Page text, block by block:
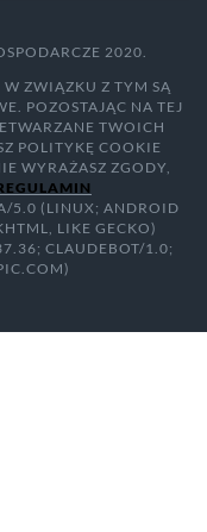
2020.
ZWIĄZKU Z TYM SĄ
POZOSTAJĄC NA TEJ
TWOICH
POLITYKĘ COOKIE
WYRAŻASZ ZGODY,
5.0 (LINUX; ANDROID
LIKE GECKO)
CLAUDEBOT/1.0;